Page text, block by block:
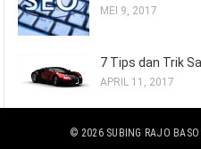
MEI 9, 2017
7 Tips dan Trik
APRIL 11, 2017
© 2026 SUBING RAJO BASO